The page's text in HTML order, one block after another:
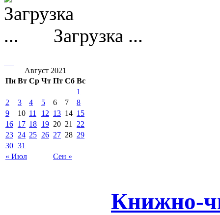
Загрузка ...
Август 2021
Пн Вт Ср Чт Пт Сб Вс
« Июл Сен »
1
2
3 4 5 6 7
8
9
10 11 12 13 14 15
16 17 18 19 20 21
22
23 24 25 26 27 28 29
30 31
Книжно-